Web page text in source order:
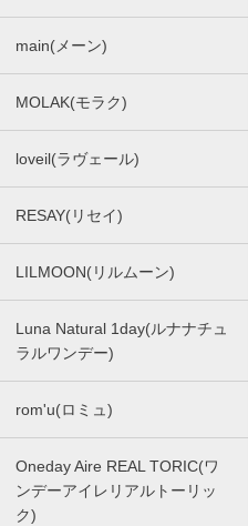
main(メーン)
MOLAK(モラク)
loveil(ラヴェール)
RESAY(リセイ)
LILMOON(リルムーン)
Luna Natural 1day(ルナナチュ
ラルワンデー)
rom'u(ロミュ)
Oneday Aire REAL TORIC(ワ
ンデーアイレリアルトーリッ
ク)